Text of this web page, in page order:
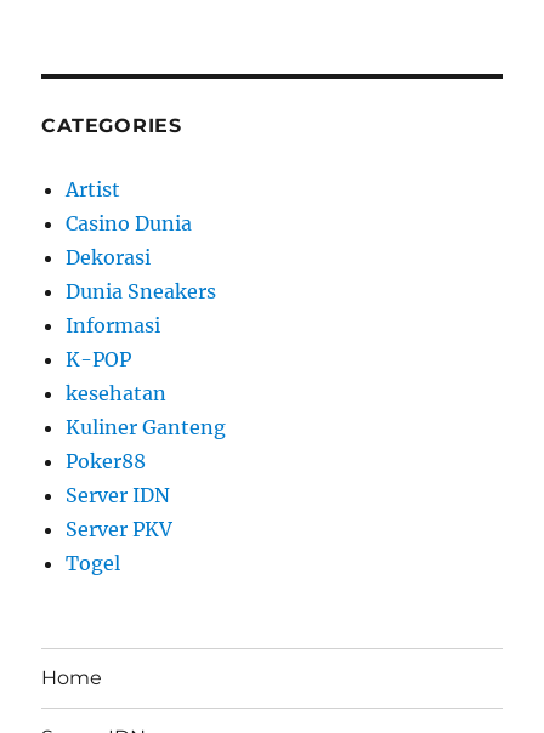
CATEGORIES
Artist
Casino Dunia
Dekorasi
Dunia Sneakers
Informasi
K-POP
kesehatan
Kuliner Ganteng
Poker88
Server IDN
Server PKV
Togel
Home